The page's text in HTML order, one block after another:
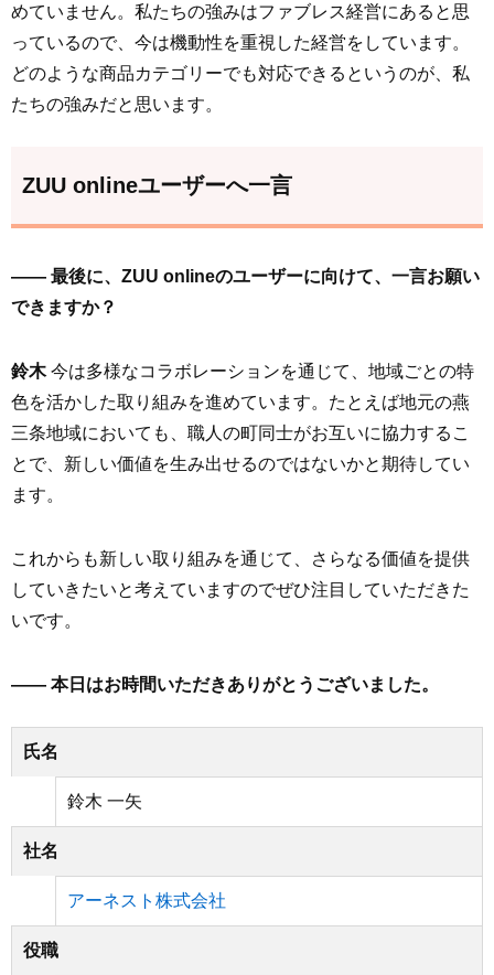
めていません。私たちの強みはファブレス経営にあると思
っているので、今は機動性を重視した経営をしています。
どのような商品カテゴリーでも対応できるというのが、私
たちの強みだと思います。
ZUU onlineユーザーへ一言
—— 最後に、ZUU onlineのユーザーに向けて、一言お願い
できますか？
鈴木今は多様なコラボレーションを通じて、地域ごとの特
色を活かした取り組みを進めています。たとえば地元の燕
三条地域においても、職人の町同士がお互いに協力するこ
とで、新しい価値を生み出せるのではないかと期待してい
ます。
これからも新しい取り組みを通じて、さらなる価値を提供
していきたいと考えていますのでぜひ注目していただきた
いです。
—— 本日はお時間いただきありがとうございました。
氏名
鈴木 一矢
社名
アーネスト株式会社
役職